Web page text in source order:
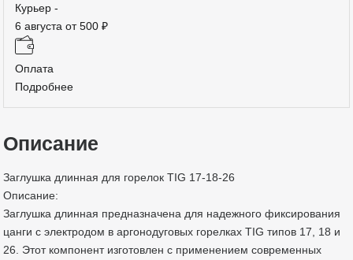
Курьер -
6 августа от 500 ₽
Оплата
Подробнее
Описание
Заглушка длинная для горелок TIG 17-18-26
Описание:
Заглушка длинная предназначена для надежного фиксирования
цанги с электродом в аргонодуговых горелках TIG типов 17, 18 и
26. Этот компонент изготовлен с применением современных